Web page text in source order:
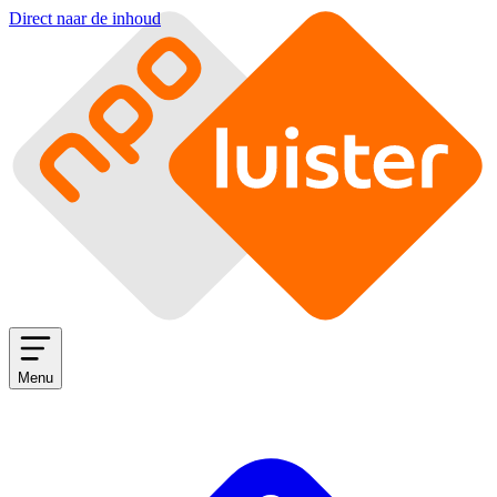
Direct naar de inhoud
Menu